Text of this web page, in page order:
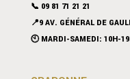
📞 09 81 71 21 21
📍9 AV. GÉNÉRAL DE
🕙 MARDI-SAMEDI: 10H-